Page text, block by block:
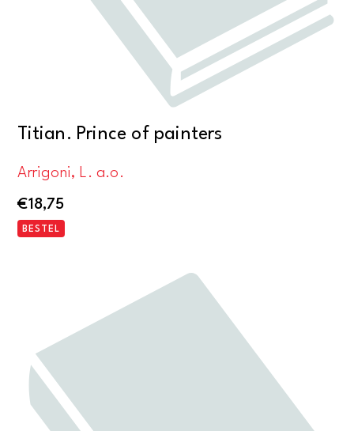
Titian. Prince of painters
Arrigoni, L. a.o.
€18,75
BESTEL